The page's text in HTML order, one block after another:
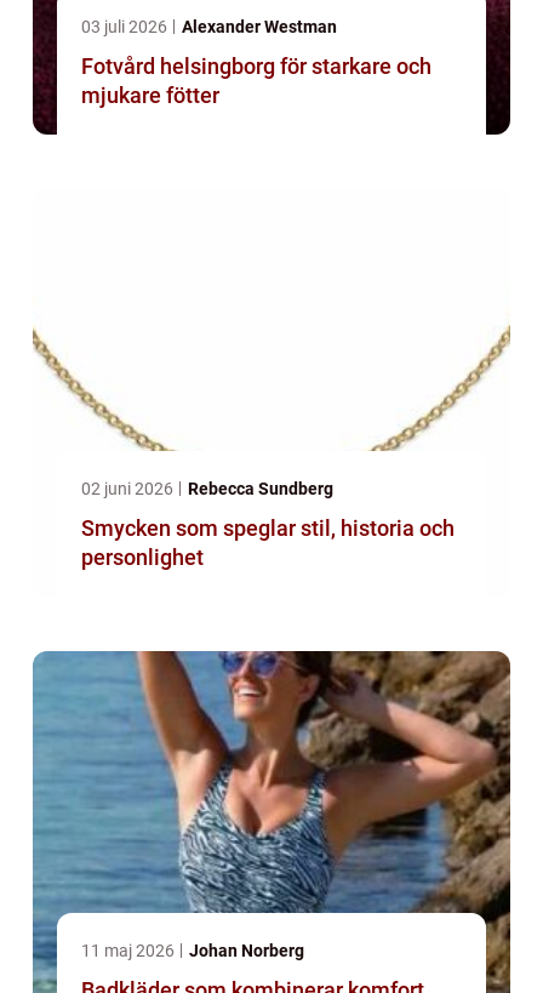
03 juli 2026 Alexander Westman
Fotvård helsingborg för starkare och
mjukare fötter
02 juni 2026 Rebecca Sundberg
Smycken som speglar stil, historia och
personlighet
11 maj 2026 Johan Norberg